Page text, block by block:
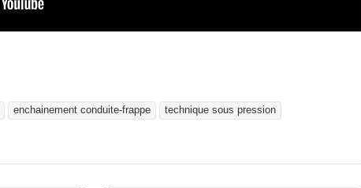
enchainement conduite-frappe
technique sous pression